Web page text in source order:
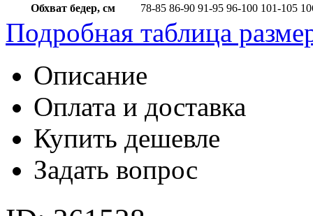
Обхват бедер, см
78-85 86-90 91-95 96-100 101-105
Подробная таблица
Описание
Оплата и доставка
Купить дешевле
Задать вопрос